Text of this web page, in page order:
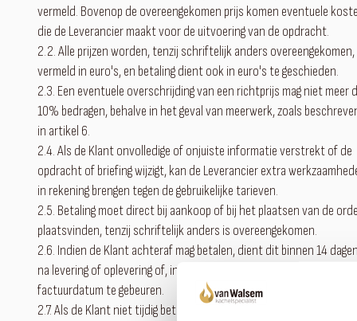
vermeld. Bovenop de overeengekomen prijs komen eventuele
die de Leverancier maakt voor de uitvoering van de opdracht.
2.2. Alle prijzen worden, tenzij schriftelijk anders overeengekomen,
vermeld in euro's, en betaling dient ook in euro's te geschieden.
2.3. Een eventuele overschrijding van een richtprijs mag niet meer
10% bedragen, behalve in het geval van meerwerk, zoals
in artikel 6.
2.4. Als de Klant onvolledige of onjuiste informatie verstrekt of de
opdracht of briefing wijzigt, kan de Leverancier extra
in rekening brengen tegen de gebruikelijke tarieven.
2.5. Betaling moet direct bij aankoop of bij het plaatsen van de
plaatsvinden, tenzij schriftelijk anders is overeengekomen.
2.6. Indien de Klant achteraf mag betalen, dient dit binnen 14 dagen
na levering of oplevering of, indien later, binnen 14 dagen na
factuurdatum te gebeuren.
2.7. Als de Klant niet tijdig betaalt, wordt hij van rechtswege in